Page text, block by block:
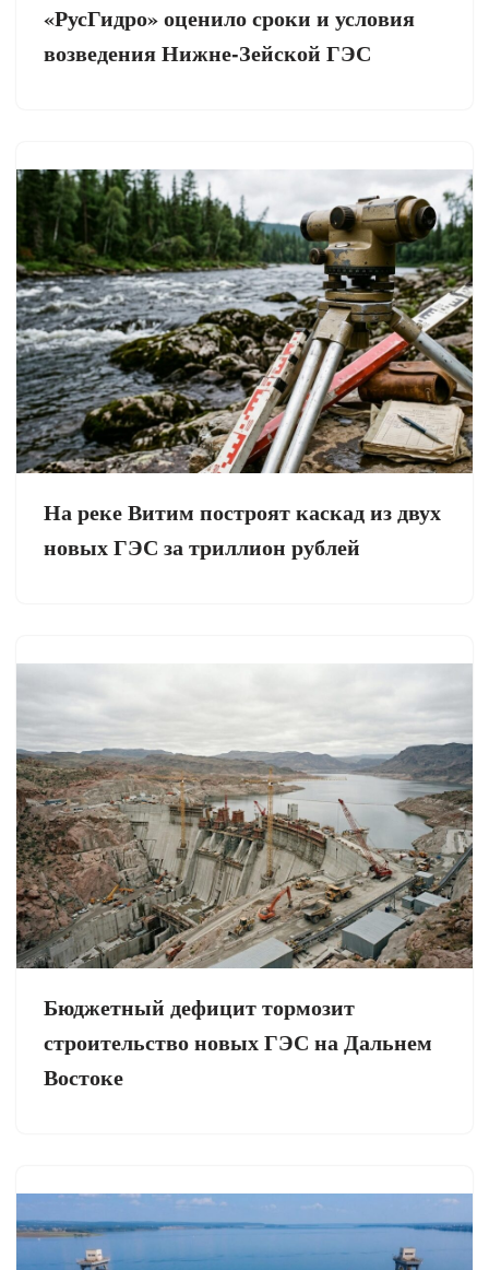
«РусГидро» оценило сроки и условия
возведения Нижне-Зейской ГЭС
На реке Витим построят каскад из двух
новых ГЭС за триллион рублей
Бюджетный дефицит тормозит
строительство новых ГЭС на Дальнем
Востоке